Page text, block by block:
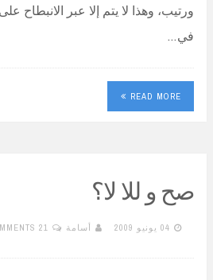
ورتيب، وهذا لا يتم إلا عبر الانبطاح
في…
READ MORE
صح و للا لا؟
04 يونيو 2009 أسامة 21 COMMENTS